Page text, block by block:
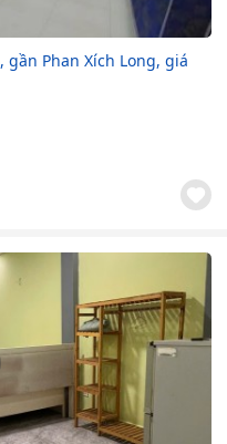
Phan Xích Long, giá